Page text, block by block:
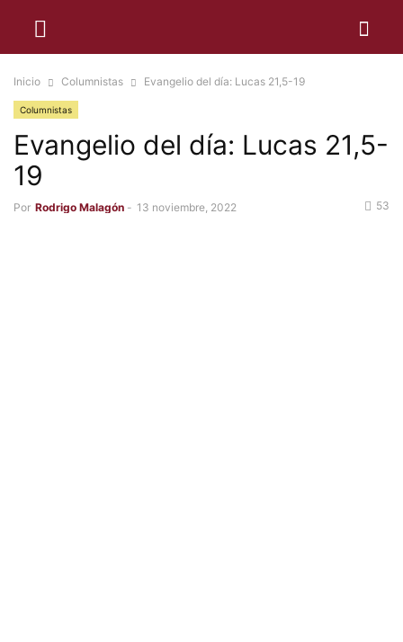
Inicio Columnistas Evangelio del día: Lucas 21,5-19
Columnistas
Evangelio del día: Lucas 21,5-
19
Por Rodrigo Malagón - 13 noviembre, 2022 53